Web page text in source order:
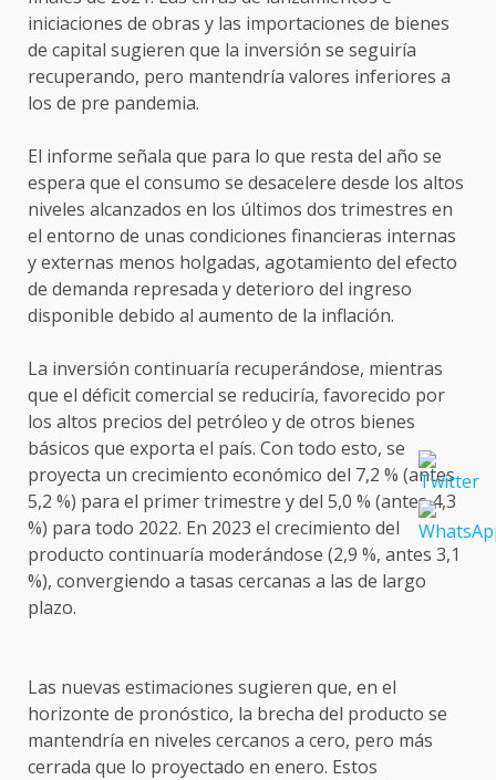
iniciaciones de obras y las importaciones de bienes
de capital sugieren que la inversión se seguiría
recuperando, pero mantendría valores inferiores a
los de pre pandemia.
El informe señala que para lo que resta del año se
espera que el consumo se desacelere desde los altos
niveles alcanzados en los últimos dos trimestres en
el entorno de unas condiciones financieras internas
y externas menos holgadas, agotamiento del efecto
de demanda represada y deterioro del ingreso
disponible debido al aumento de la inflación.
La inversión continuaría recuperándose, mientras
que el déficit comercial se reduciría, favorecido por
los altos precios del petróleo y de otros bienes
básicos que exporta el país. Con todo esto, se
proyecta un crecimiento económico del 7,2 % (antes
5,2 %) para el primer trimestre y del 5,0 % (antes 4,3
%) para todo 2022. En 2023 el crecimiento del
producto continuaría moderándose (2,9 %, antes 3,1
%), convergiendo a tasas cercanas a las de largo
plazo.
Las nuevas estimaciones sugieren que, en el
horizonte de pronóstico, la brecha del producto se
mantendría en niveles cercanos a cero, pero más
cerrada que lo proyectado en enero. Estos